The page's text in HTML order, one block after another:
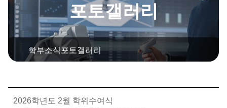
포토갤러리
학부소식포토갤러리
2026학년도 2월 학위수여식